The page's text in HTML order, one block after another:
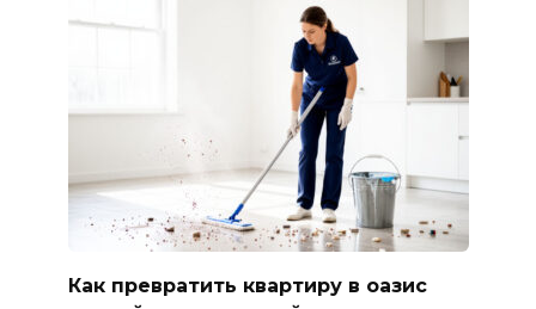
Как превратить квартиру в оазис